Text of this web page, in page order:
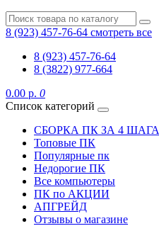
8 (923) 457-76-64 смотреть все
8 (923) 457-76-64
8 (3822) 977-664
0.00 р. 0
Список категорий
СБОРКА ПК ЗА 4 ШАГА
Топовые ПК
Популярные пк
Недорогие ПК
Все компьютеры
ПК по АКЦИИ
АПГРЕЙД
Отзывы о магазине